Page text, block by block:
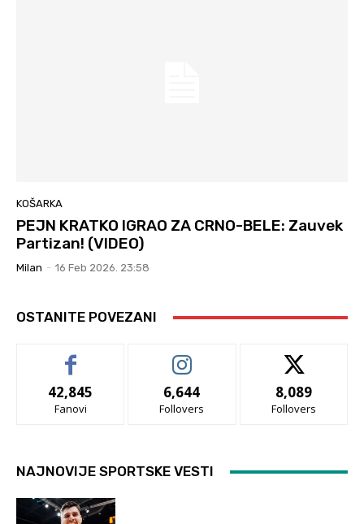
KOŠARKA
PEJN KRATKO IGRAO ZA CRNO-BELE: Zauvek
Partizan! (VIDEO)
Milan - 16 Feb 2026. 23:58
OSTANITE POVEZANI
42,845
Fanovi
6,644
Follovers
8,089
Follovers
NAJNOVIJE SPORTSKE VESTI